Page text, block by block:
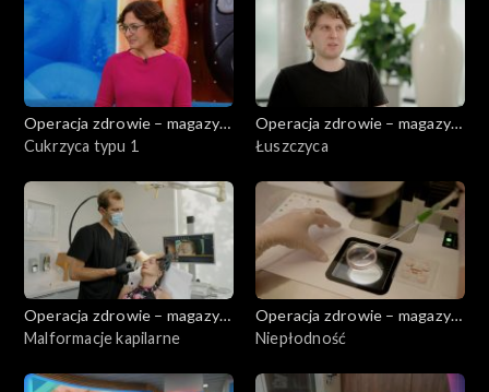
Operacja zdrowie – magazyn
medyczny
Cukrzyca typu 1
Operacja zdrowie – magazyn
medyczny
Łuszczyca
Operacja zdrowie – magazyn
medyczny
Malformacje kapilarne
Operacja zdrowie – magazyn
medyczny
Niepłodność